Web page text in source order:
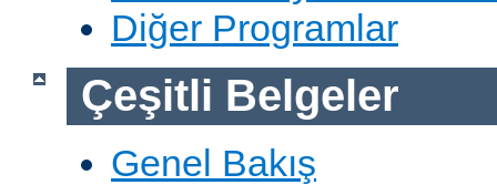
Diğer Programlar
Çeşitli Belgeler
Genel Bakış